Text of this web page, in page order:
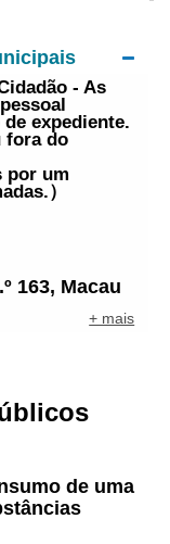
abrem 1 de
- As
expediente.
fora do
por um
）
163, Macau
+ mais
de uma